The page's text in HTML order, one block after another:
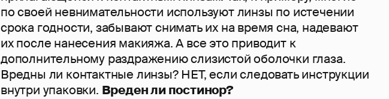
по своей невнимательности используют линзы по истечении
срока годности, забывают снимать их на время сна, надевают
их после нанесения макияжа. А все это приводит к
дополнительному раздражению слизистой оболочки глаза.
Вредны ли контактные линзы? НЕТ, если следовать инструкции
внутри упаковки. Вреден ли постинор?